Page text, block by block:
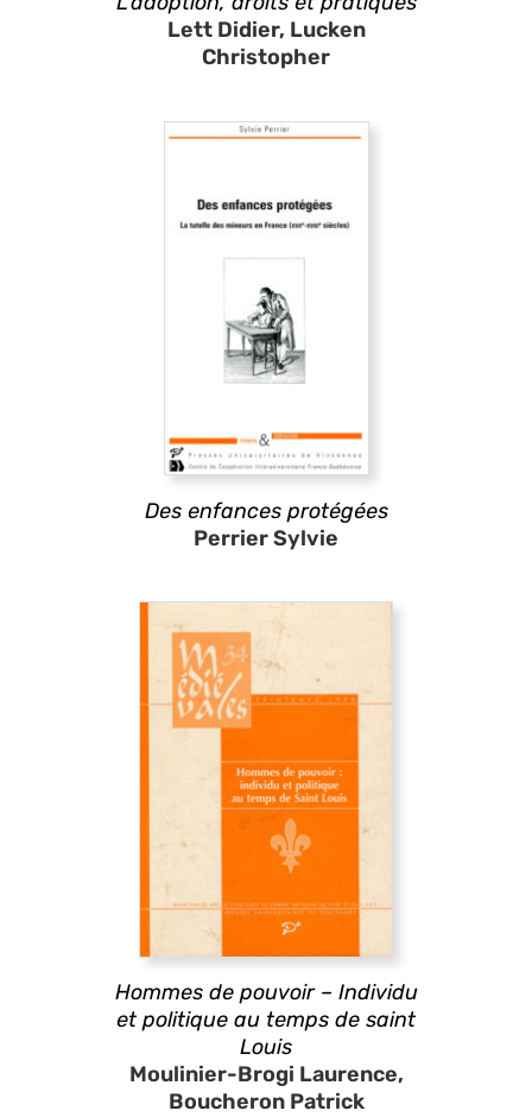
Lett Didier, Lucken
Christopher
Des enfances protégées
Perrier Sylvie
Hommes de pouvoir – Individu
et politique au temps de saint
Louis
Moulinier-Brogi Laurence,
Boucheron Patrick